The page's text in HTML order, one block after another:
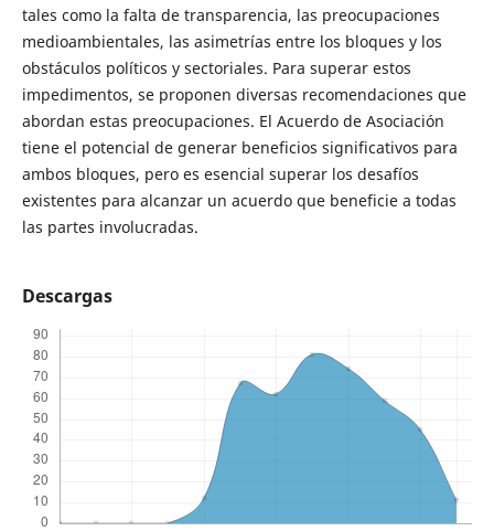
tales como la falta de transparencia, las preocupaciones
medioambientales, las asimetrías entre los bloques y los
obstáculos políticos y sectoriales. Para superar estos
impedimentos, se proponen diversas recomendaciones que
abordan estas preocupaciones. El Acuerdo de Asociación
tiene el potencial de generar beneficios significativos para
ambos bloques, pero es esencial superar los desafíos
existentes para alcanzar un acuerdo que beneficie a todas
las partes involucradas.
Descargas